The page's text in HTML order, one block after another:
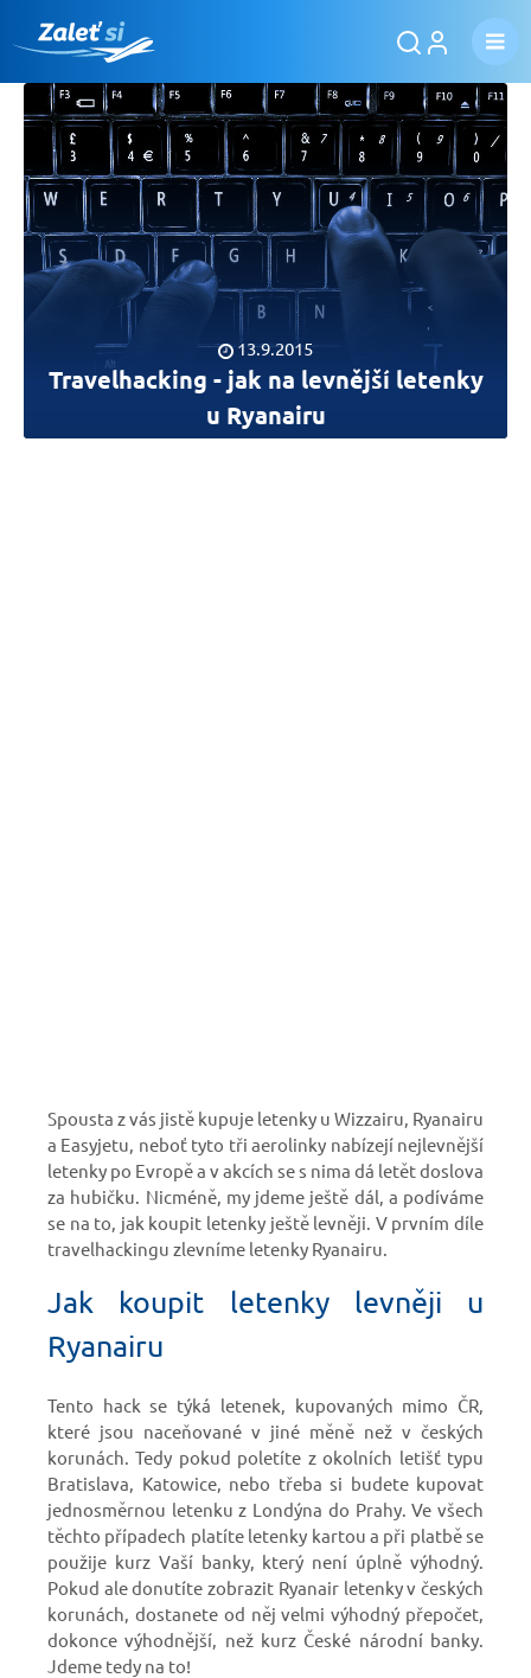
13.9.2015
Travelhacking - jak na levnější letenky
u Ryanairu
Spousta z vás jistě kupuje letenky u Wizzairu, Ryanairu
a Easyjetu, neboť tyto tři aerolinky nabízejí nejlevnější
letenky po Evropě a v akcích se s nima dá letět doslova
za hubičku. Nicméně, my jdeme ještě dál, a podíváme
se na to, jak koupit letenky ještě levněji. V prvním díle
travelhackingu zlevníme letenky Ryanairu.
Jak koupit letenky levněji u
Ryanairu
Tento hack se týká letenek, kupovaných mimo ČR,
které jsou naceňované v jiné měně než v českých
korunách. Tedy pokud poletíte z okolních letišť typu
Bratislava, Katowice, nebo třeba si budete kupovat
jednosměrnou letenku z Londýna do Prahy. Ve všech
těchto případech platíte letenky kartou a při platbě se
použije kurz Vaší banky, který není úplně výhodný.
Pokud ale donutíte zobrazit Ryanair letenky v českých
korunách, dostanete od něj velmi výhodný přepočet,
dokonce výhodnější, než kurz České národní banky.
Jdeme tedy na to!